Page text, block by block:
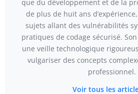
que du développement et de la
de plus de huit ans
sujets allant des vulnérabilités
pratiques de codage sécurisé.
une veille technologique
vulgariser des concepts
professionnel.
Voir tous les